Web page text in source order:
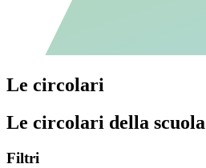
Le circolari
Le circolari della scuola
Filtri